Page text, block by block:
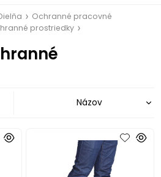
Ochranné pracovné
prostriedky